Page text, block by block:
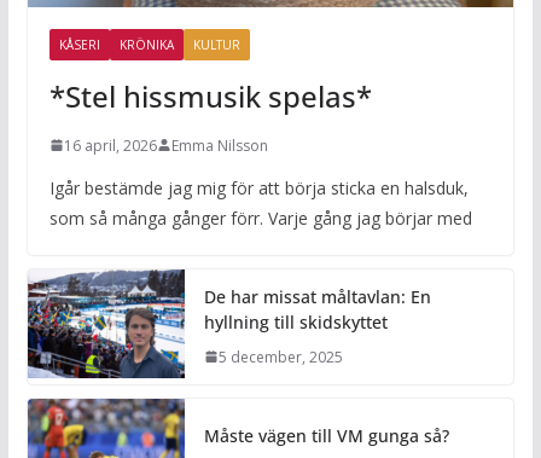
KÅSERI KRÖNIKA KULTUR
*Stel hissmusik spelas*
16 april, 2026 Emma Nilsson
Igår bestämde jag mig för att börja sticka en halsduk,
som så många gånger förr. Varje gång jag börjar med
De har missat måltavlan: En
hyllning till skidskyttet
5 december, 2025
Måste vägen till VM gunga så?